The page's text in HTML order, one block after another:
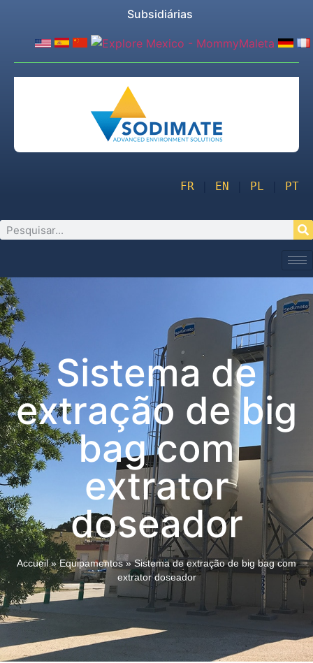
Subsidiárias
FR EN PL PT
Sistema de
extração de big
bag com
extrator
doseador
Accueil »Equipamentos»Sistema de extração de big bag com
extrator doseador